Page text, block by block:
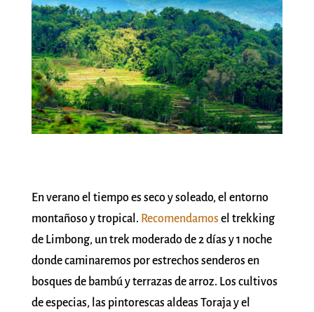
En verano el tiempo es seco y soleado, el entorno
montañoso y tropical. Recomendamos el trekking
de Limbong, un trek moderado de 2 días y 1 noche
donde caminaremos por estrechos senderos en
bosques de bambú y terrazas de arroz. Los cultivos
de especias, las pintorescas aldeas Toraja y el